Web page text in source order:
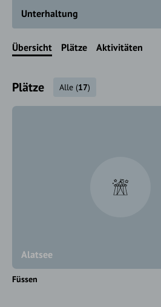
Unterhaltung
Übersicht Plätze Aktivitäten
Plätze Alle (17)
Alatsee
Füssen